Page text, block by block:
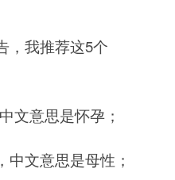
，我推荐这5个
文意思是怀孕；
中文意思是母性；